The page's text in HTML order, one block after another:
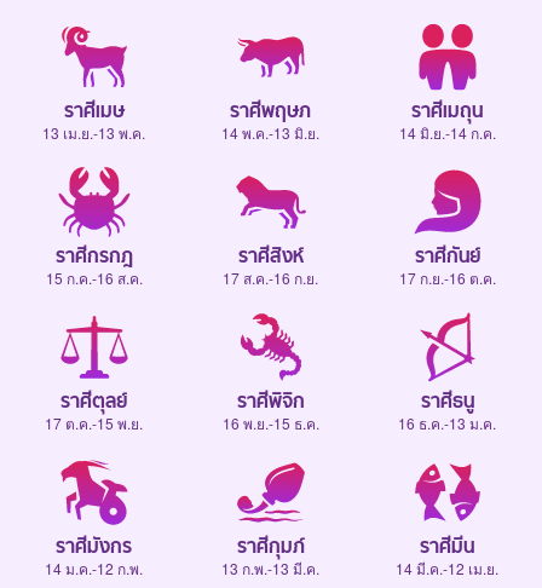
ราศีเมษ
13 เม.ย.-13 พ.ค.
ราศีพฤษภ
14 พ.ค.-13 มิ.ย.
ราศีเมถุน
14 มิ.ย.-14 ก.ค.
ราศีกรกฎ
15 ก.ค.-16 ส.ค.
ราศีสิงห์
17 ส.ค.-16 ก.ย.
ราศีกันย์
17 ก.ย.-16 ต.ค.
ราศีตุลย์
17 ต.ค.-15 พ.ย.
ราศีพิจิก
16 พ.ย.-15 ธ.ค.
ราศีธนู
16 ธ.ค.-13 ม.ค.
ราศีมังกร
14 ม.ค.-12 ก.พ.
ราศีกุมภ์
13 ก.พ.-13 มี.ค.
ราศีมีน
14 มี.ค.-12 เม.ย.